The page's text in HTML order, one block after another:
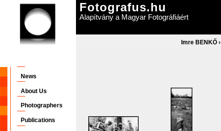
Fotografus.hu
Alapítvány a Magyar Fotográfiáért
Imre BENKŐ
News
About Us
Photographers
Publications